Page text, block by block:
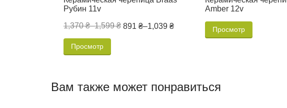
Рубин 11v
1,370 ₴–1,599 ₴ 891 ₴–1,039 ₴
Просмотр
Amber 12v
Просмотр
Вам также может понравиться